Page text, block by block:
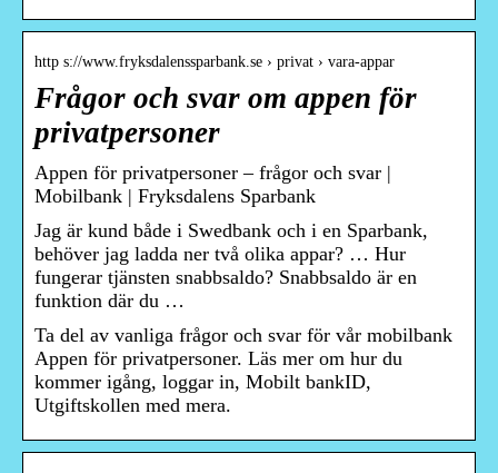
http s://www.fryksdalenssparbank.se › privat › vara-appar
Frågor och svar om appen för
privatpersoner
Appen för privatpersoner – frågor och svar |
Mobilbank | Fryksdalens Sparbank
Jag är kund både i Swedbank och i en Sparbank,
behöver jag ladda ner två olika appar? … Hur
fungerar tjänsten snabbsaldo? Snabbsaldo är en
funktion där du …
Ta del av vanliga frågor och svar för vår mobilbank
Appen för privatpersoner. Läs mer om hur du
kommer igång, loggar in, Mobilt bankID,
Utgiftskollen med mera.